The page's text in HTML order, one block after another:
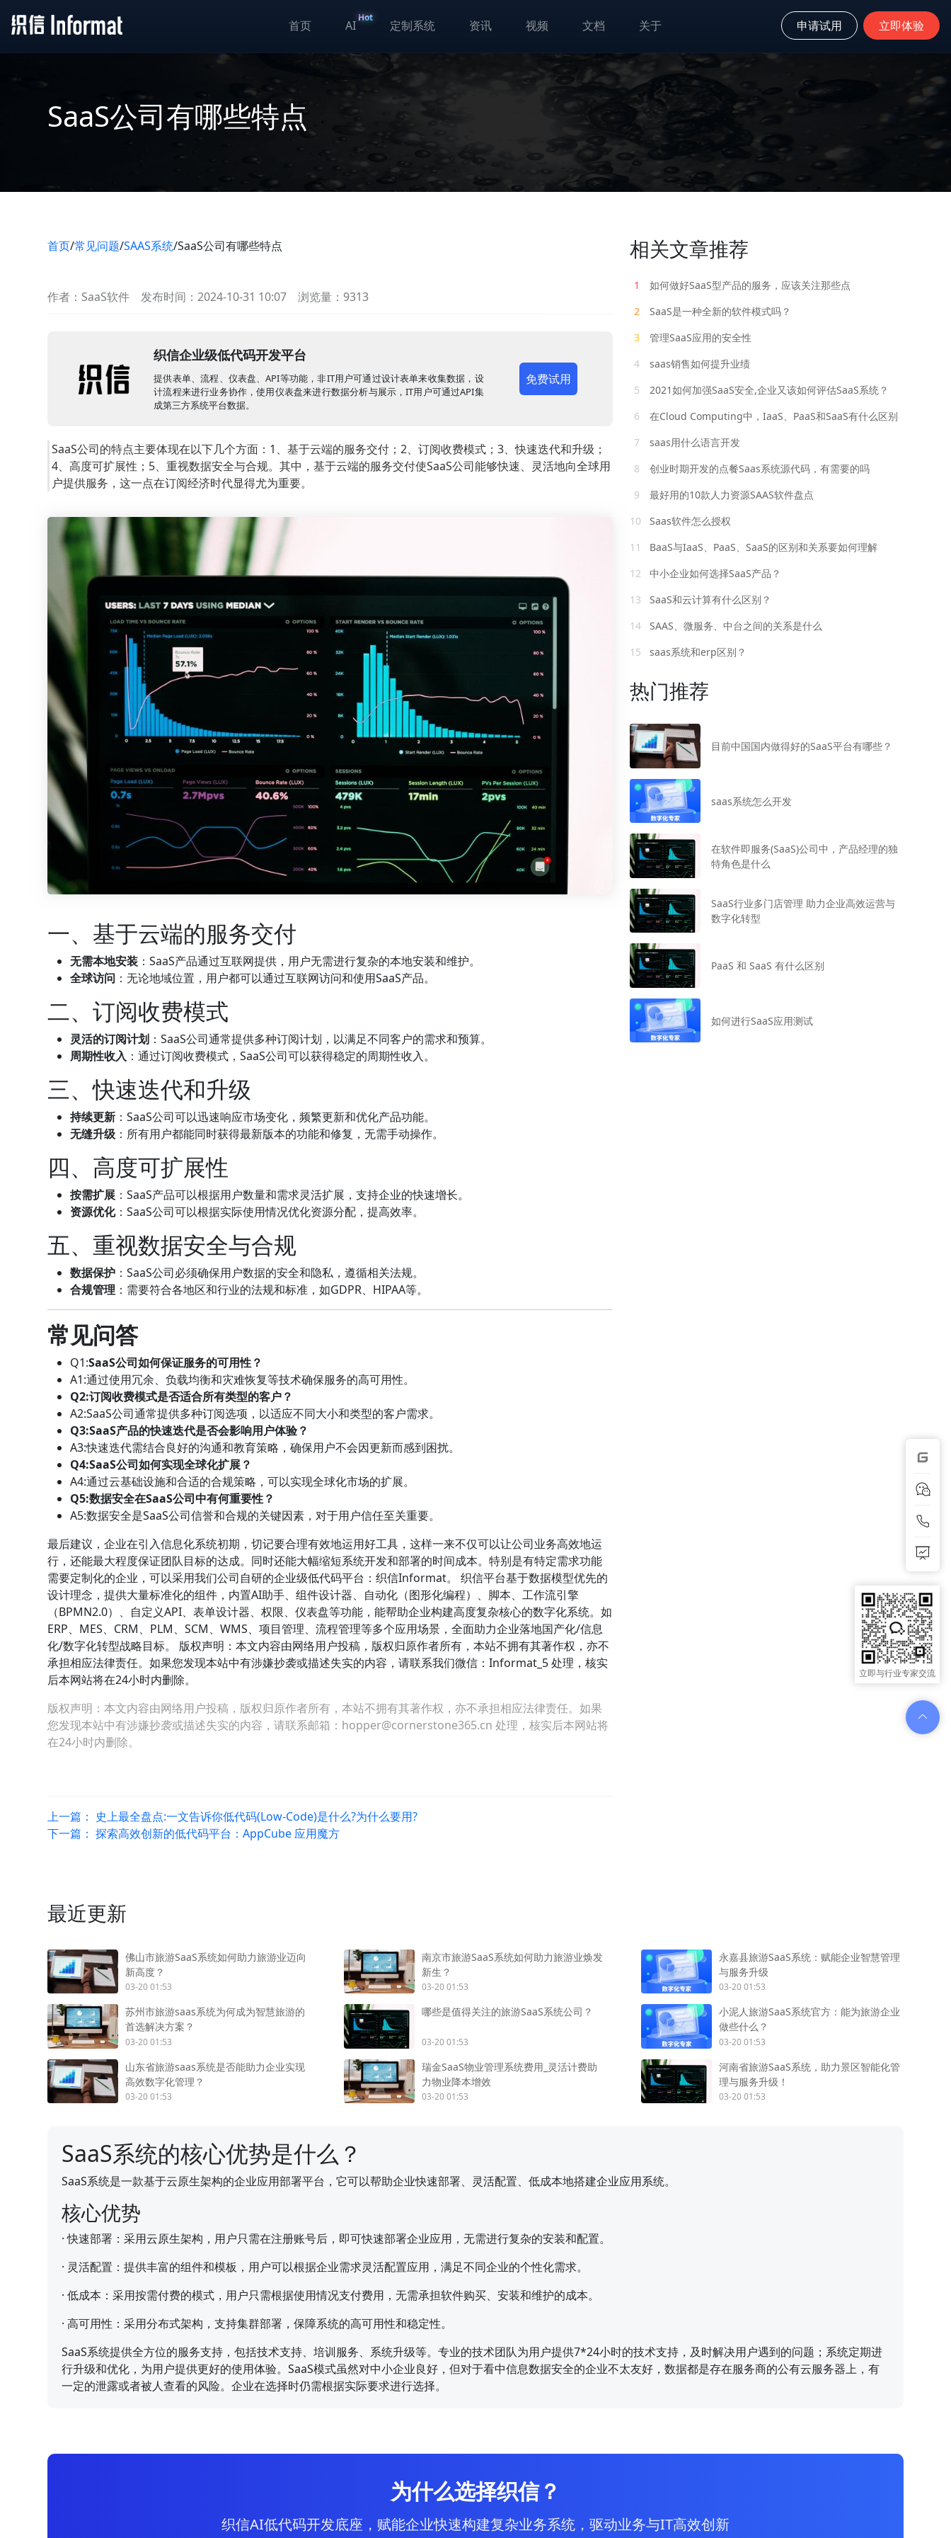
首页 AI
Hot
定制系统 资讯 视频 文档 关于 申请试用 立即体验
SaaS公司有哪些特点
首页/常见问题/SAAS系统/SaaS公司有哪些特点
作者：SaaS软件 发布时间：2024-10-31 10:07 浏览量：9313
织信企业级低代码开发平台
提供表单、流程、仪表盘、API等功能，非IT用户可通过设计表单来收集数据，设
计流程来进行业务协作，使用仪表盘来进行数据分析与展示，IT用户可通过API集
成第三方系统平台数据。
免费试用
SaaS公司的特点主要体现在以下几个方面：1、基于云端的服务交付；2、订阅收费模式；3、快速迭代和升级；
4、高度可扩展性；5、重视数据安全与合规。其中，基于云端的服务交付使SaaS公司能够快速、灵活地向全球用
户提供服务，这一点在订阅经济时代显得尤为重要。
一、基于云端的服务交付
无需本地安装 ：SaaS产品通过互联网提供，用户无需进行复杂的本地安装和维护。
全球访问 ：无论地域位置，用户都可以通过互联网访问和使用SaaS产品。
二、订阅收费模式
灵活的订阅计划 ：SaaS公司通常提供多种订阅计划，以满足不同客户的需求和预算。
周期性收入 ：通过订阅收费模式，SaaS公司可以获得稳定的周期性收入。
三、快速迭代和升级
持续更新 ：SaaS公司可以迅速响应市场变化，频繁更新和优化产品功能。
无缝升级 ：所有用户都能同时获得最新版本的功能和修复，无需手动操作。
四、高度可扩展性
按需扩展 ：SaaS产品可以根据用户数量和需求灵活扩展，支持企业的快速增长。
资源优化：SaaS公司可以根据实际使用情况优化资源分配，提高效率。
五、重视数据安全与合规
数据保护 ：SaaS公司必须确保用户数据的安全和隐私，遵循相关法规。
合规管理 ：需要符合各地区和行业的法规和标准，如GDPR、HIPAA等。
常见问答
Q1:SaaS公司如何保证服务的可用性？
A1:通过使用冗余、负载均衡和灾难恢复等技术确保服务的高可用性。
Q2:订阅收费模式是否适合所有类型的客户？
A2:SaaS公司通常提供多种订阅选项，以适应不同大小和类型的客户需求。
Q3:SaaS产品的快速迭代是否会影响用户体验？
A3:快速迭代需结合良好的沟通和教育策略，确保用户不会因更新而感到困扰。
Q4:SaaS公司如何实现全球化扩展？
A4:通过云基础设施和合适的合规策略，可以实现全球化市场的扩展。
Q5:数据安全在SaaS公司中有何重要性？
A5:数据安全是SaaS公司信誉和合规的关键因素，对于用户信任至关重要。
最后建议，企业在引入信息化系统初期，切记要合理有效地运用好工具，这样一来不仅可以让公司业务高效地运
行，还能最大程度保证团队目标的达成。同时还能大幅缩短系统开发和部署的时间成本。特别是有特定需求功能
需要定制化的企业，可以采用我们公司自研的企业级低代码平台：织信Informat。 织信平台基于数据模型优先的
设计理念，提供大量标准化的组件，内置AI助手、组件设计器、自动化（图形化编程）、脚本、工作流引擎
（BPMN2.0）、自定义API、表单设计器、权限、仪表盘等功能，能帮助企业构建高度复杂核心的数字化系统。如
ERP、MES、CRM、PLM、SCM、WMS、项目管理、流程管理等多个应用场景，全面助力企业落地国产化/信息
化/数字化转型战略目标。 版权声明：本文内容由网络用户投稿，版权归原作者所有，本站不拥有其著作权，亦不
承担相应法律责任。如果您发现本站中有涉嫌抄袭或描述失实的内容，请联系我们微信：Informat_5 处理，核实
后本网站将在24小时内删除。
版权声明：本文内容由网络用户投稿，版权归原作者所有，本站不拥有其著作权，亦不承担相应法律责任。如果
您发现本站中有涉嫌抄袭或描述失实的内容，请联系邮箱：hopper@cornerstone365.cn 处理，核实后本网站将
在24小时内删除。
上一篇： 史上最全盘点:一文告诉你低代码(Low-Code)是什么?为什么要用?
下一篇：探索高效创新的低代码平台：AppCube 应用魔方
相关文章推荐
1
如何做好SaaS型产品的服务，应该关注那些点
2
SaaS是一种全新的软件模式吗？
3
管理SaaS应用的安全性
4
saas销售如何提升业绩
5
2021如何加强SaaS安全,企业又该如何评估SaaS系统？
6
在Cloud Computing中，IaaS、PaaS和SaaS有什么区别
7
saas用什么语言开发
8
创业时期开发的点餐Saas系统源代码，有需要的吗
9
最好用的10款人力资源SAAS软件盘点
10
Saas软件怎么授权
11
BaaS与IaaS、PaaS、SaaS的区别和关系要如何理解
12
中小企业如何选择SaaS产品？
13
SaaS和云计算有什么区别？
14
SAAS、微服务、中台之间的关系是什么
15
saas系统和erp区别？
热门推荐
目前中国国内做得好的SaaS平台有哪些？
saas系统怎么开发
在软件即服务(SaaS)公司中，产品经理的独
特角色是什么
SaaS行业多门店管理 助力企业高效运营与
数字化转型
PaaS 和 SaaS 有什么区别
如何进行SaaS应用测试
最近更新
佛山市旅游SaaS系统如何助力旅游业迈向
新高度？
03-20 01:53
南京市旅游SaaS系统如何助力旅游业焕发
新生？
03-20 01:53
永嘉县旅游SaaS系统：赋能企业智慧管理
与服务升级
03-20 01:53
苏州市旅游saas系统为何成为智慧旅游的
首选解决方案？
03-20 01:53
哪些是值得关注的旅游SaaS系统公司？
03-20 01:53
小泥人旅游SaaS系统官方：能为旅游企业
做些什么？
03-20 01:53
山东省旅游saas系统是否能助力企业实现
高效数字化管理？
03-20 01:53
瑞金SaaS物业管理系统费用_灵活计费助
力物业降本增效
03-20 01:53
河南省旅游SaaS系统，助力景区智能化管
理与服务升级！
03-20 01:53
SaaS系统的核心优势是什么？
SaaS系统是一款基于云原生架构的企业应用部署平台，它可以帮助企业快速部署、灵活配置、低成本地搭建企业应用系统。
核心优势
·快速部署：采用云原生架构，用户只需在注册账号后，即可快速部署企业应用，无需进行复杂的安装和配置。
· 灵活配置：提供丰富的组件和模板，用户可以根据企业需求灵活配置应用，满足不同企业的个性化需求。
·低成本：采用按需付费的模式，用户只需根据使用情况支付费用，无需承担软件购买、安装和维护的成本。
·高可用性：采用分布式架构，支持集群部署，保障系统的高可用性和稳定性。
SaaS系统提供全方位的服务支持，包括技术支持、培训服务、系统升级等。专业的技术团队为用户提供7*24小时的技术支持，及时解决用户遇到的问题；系统定期进
行升级和优化，为用户提供更好的使用体验。SaaS模式虽然对中小企业良好，但对于看中信息数据安全的企业不太友好，数据都是存在服务商的公有云服务器上，有
一定的泄露或者被人查看的风险。企业在选择时仍需根据实际要求进行选择。
为什么选择织信？
织信AI低代码开发底座，赋能企业快速构建复杂业务系统，驱动业务与IT高效创新
立即与行业专家交流